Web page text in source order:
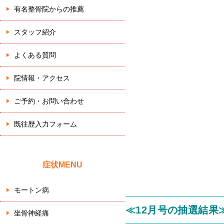
≪12月号の抽選結
有名整骨院からの推薦
スタッフ紹介
よくある質問
院情報・アクセス
ご予約・お問い合わせ
既往歴入力フォーム
症状MENU
モートン病
坐骨神経痛